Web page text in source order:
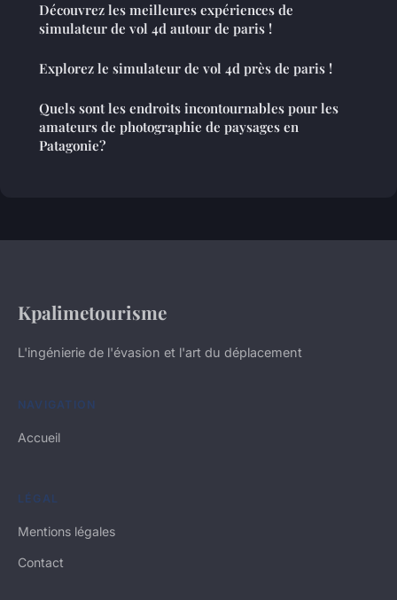
Découvrez les meilleures expériences de
simulateur de vol 4d autour de paris !
Explorez le simulateur de vol 4d près de paris !
Quels sont les endroits incontournables pour les
amateurs de photographie de paysages en
Patagonie?
Kpalimetourisme
L'ingénierie de l'évasion et l'art du déplacement
NAVIGATION
Accueil
LÉGAL
Mentions légales
Contact